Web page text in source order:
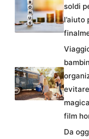
soldi
l’aiuto
film
Da